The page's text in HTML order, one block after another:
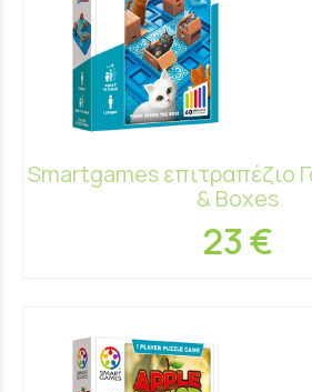
Smartgames επιτραπέζιο
& Boxes
23 €